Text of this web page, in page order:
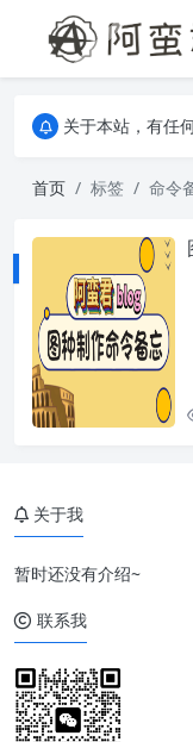
关于本站，有任
关于本站，有任
首页
标签 命令
关于我
暂时还没有介绍~
联系我